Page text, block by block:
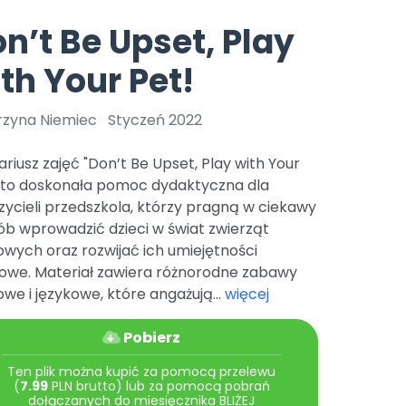
Archiwalne numery
Pomoc
Nowości
Promocje
czerwca 2024 r. uzyskała
r. Nr decyzji:
Online.
Bliżej Pieska
Pomoc zwierzętom
Książka (dla) Przedszkolaka
TikTok
Zobacz nas na TikToku
YouTube
Be Upset, Play
Your Pet!
Niemiec Styczeń 2022
zajęć "Don’t Be Upset, Play with Your
doskonała pomoc dydaktyczna dla
przedszkola, którzy pragną w ciekawy
wprowadzić dzieci w świat zwierząt
oraz rozwijać ich umiejętności
Materiał zawiera różnorodne zabawy
i językowe, które angażują... więcej
Pobierz
Ten plik można kupić za pomocą przelewu
(7.99PLN brutto) lub za pomocą pobrań
dołączanych do miesięcznika BLIŻEJ